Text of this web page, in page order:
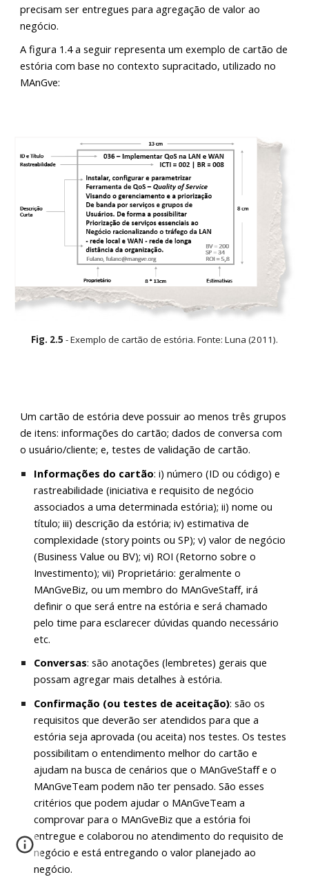
precisam ser entregues para agregação de valor ao
negócio.
A figura 1.4 a seguir representa um exemplo de cartão de
estória com base no contexto supracitado, utilizado no
MAnGve:
Fig. 2.5 -Exemplo de cartão de estória. Fonte: Luna (2011).
Um cartão de estória deve possuir ao menos três grupos
de itens: informações do cartão; dados de conversa com
o usuário/cliente; e, testes de validação de cartão.
Informações do cartão: i) número (ID ou código) e
rastreabilidade (iniciativa e requisito de negócio
associados a uma determinada estória); ii) nome ou
título; iii) descrição da estória; iv) estimativa de
complexidade (story points ou SP); v) valor de negócio
(Business Value ou BV); vi) ROI (Retorno sobre o
Investimento); vii) Proprietário: geralmente o
MAnGveBiz, ou um membro do MAnGveStaff, irá
definir o que será entre na estória e será chamado
pelo time para esclarecer dúvidas quando necessário
etc.
Conversas: são anotações (lembretes) gerais que
possam agregar mais detalhes à estória.
Confirmação (ou testes de aceitação): são os
requisitos que deverão ser atendidos para que a
estória seja aprovada (ou aceita) nos testes. Os testes
possibilitam o entendimento melhor do cartão e
ajudam na busca de cenários que o MAnGveStaff e o
MAnGveTeam podem não ter pensado. São esses
critérios que podem ajudar o MAnGveTeam a
comprovar para o MAnGveBiz que a estória foi
entregue e colaborou no atendimento do requisito de
negócio e está entregando o valor planejado ao
negócio.